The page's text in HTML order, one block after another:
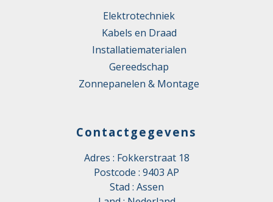
Elektrotechniek
Kabels en Draad
Installatiematerialen
Gereedschap
Zonnepanelen & Montage
Contactgegevens
Adres : Fokkerstraat 18
Postcode : 9403 AP
Stad : Assen